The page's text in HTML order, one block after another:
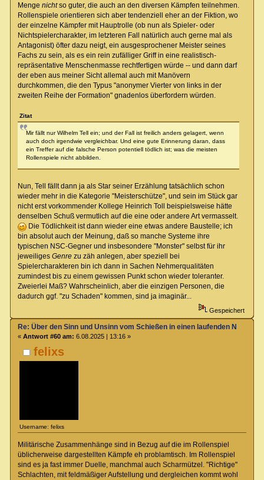
Menge nichtso guter, die auch an den diversen Kämpfen teilnehmen.
Rollenspiele orientieren sich aber tendenziell eher an der Fiktion, wo
der einzelne Kämpfer mit Hauptrolle (ob nun als Spieler- oder
Nichtspielercharakter, im letzteren Fall natürlich auch gerne mal als
Antagonist) öfter dazu neigt, ein ausgesprochener Meister seines
Fachs zu sein, als es ein rein zufälliger Griff in eine realistisch-
repräsentative Menschenmasse rechtfertigen würde -- und dann darf
der eben aus meiner Sicht allemal auch mit Manövern
durchkommen, die den Typus "anonymer Vierter von links in der
zweiten Reihe der Formation" gnadenlos überfordern würden.
Zitat
Mir fällt nur Wilhelm Tell ein; und der Fall ist freilich anders gelagert, wenn
auch doch irgendwie vergleichbar. Und eine gute Erinnerung daran, dass
ein Treffer auf die falsche Person potentiell tödlich ist; was die meisten
Rollenspiele nicht abbilden.
Nun, Tell fällt dann ja als Star seiner Erzählung tatsächlich schon
wieder mehr in die Kategorie "Meisterschütze", und sein im Stück gar
nicht erst vorkommender Kollege Heinrich Toll beispielsweise hätte
denselben Schuß vermutlich auf die eine oder andere Art vermasselt.
Die Tödlichkeit ist dann wieder eine etwas andere Baustelle; ich
bin absolut auch der Meinung, daß so manche Systeme ihre
typischen NSC-Gegner und insbesondere "Monster" selbst für ihr
jeweiliges Genrezu zäh anlegen, aber speziell bei
Spielercharakteren bin ich dann in Sachen Nehmerqualitäten
zumindest bis zu einem gewissen Punkt schon wieder toleranter.
Zweierlei Maß? Wahrscheinlich, aber die einzigen Personen, die
dadurch ggf. "zu Schaden" kommen, sind ja imaginär...
Gespeichert
felixs
Username: felixs
Re: Über den Sinn und Unsinn vom Schießen in einen laufenden
« Antwort #60 am: 6.08.2025 | 13:16 »
Militärische Zusammenhänge sind in Bezug auf die im Rollenspiel
üblicherweise dargestellten Kämpfe eh problamtisch. Im Rollenspiel
sind es ja fast immer Duelle, manchmal auch Scharmützel. "Richtige"
Schlachten, mit feldmäßiger Aufstellung und dergleichen kommt wohl